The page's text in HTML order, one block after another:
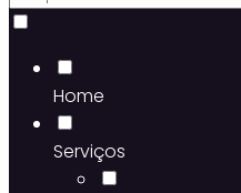
Home
Serviços